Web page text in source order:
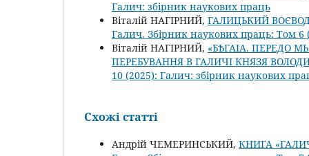
Галич: збірник наукових праць
Віталій НАГІРНИЙ, ГАЛИЦЬКИЙ
Галич. Збірник наукових праць: Том
Віталій НАГІРНИЙ, «БѢГАІА. ПЕРЕДО
ПЕРЕБУВАННЯ В ГАЛИЧІ КНЯЗЯ
10 (2025): Галич: збірник наукових
Схожі статті
Андрій ЧЕМЕРИНСЬКИЙ, КНИГА